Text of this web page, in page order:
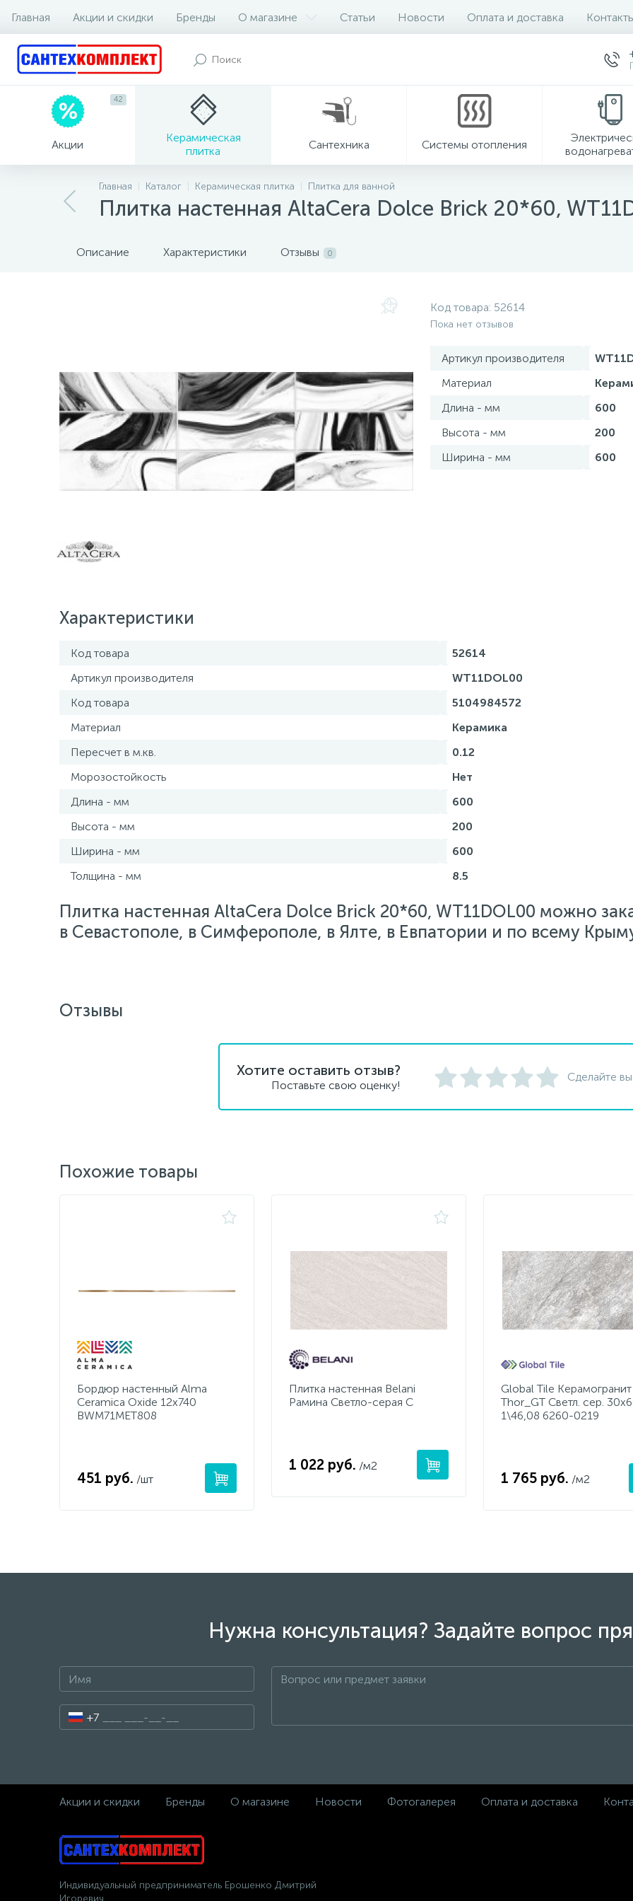
Главная Акции и скидки Бренды О магазине Статьи Новости Оплата и доставка
Акции
42
Керамическая
плитка
Сантехника Системы отопления
Главная Каталог Керамическая плитка Плитка для ванной
Плитка настенная AltaCera Dolce Brick 20*60,
Описание Характеристики Отзывы 0
Код товара: 52614
Пока нет отзывов
Артикул производителя
Материал
Длина - мм
600
Высота - мм
200
Ширина - мм
600
Характеристики
Код товара
52614
Артикул производителя
WT11DOL00
Код товара
5104984572
Материал
Керамика
Пересчет в м.кв.
0.12
Морозостойкость
Нет
Длина - мм
600
Высота - мм
200
Ширина - мм
600
Толщина - мм
8.5
Плитка настенная AltaCera Dolce Brick 20*60, WT11DOL00 можно
в Севастополе, в Симферополе, в Ялте, в Евпатории и по всему
Отзывы
Хотите оставить отзыв?
Поставьте свою оценку!
Сделайте
Похожие товары
Бордюр настенный Alma
Ceramica Oxide 12x740
BWM71MET808
451 руб. /шт
Плитка настенная Belani
Рамина Светло-серая С
1 022 руб. /м2
Global Tile Керамогранит
Thor_GT Светл. сер.
1\46,08 6260-0219
1 765 руб. /м2
Нужна консультация? Задайте вопрос
+7
Акции и скидки Бренды О магазине Новости Фотогалерея Оплата и доставка
Индивидуальный предприниматель Ерошенко Дмитрий
Игоревич